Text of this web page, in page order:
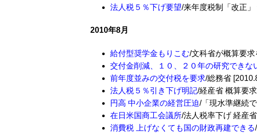
法人税５％下げ要望/来年度税制「改正
2010年8月
給付型奨学金もりこむ/文科省が概算要
交付金削減、１０、２０年の研究できな
前年度並みの交付税を要求/総務省
法人税５％引き下げ明記/経産省 概算要
円高 中小企業の経営圧迫/「現水準継続
在日米国商工会議所/法人税率下げ 経産
消費税 上げなくても国の財政再建できる